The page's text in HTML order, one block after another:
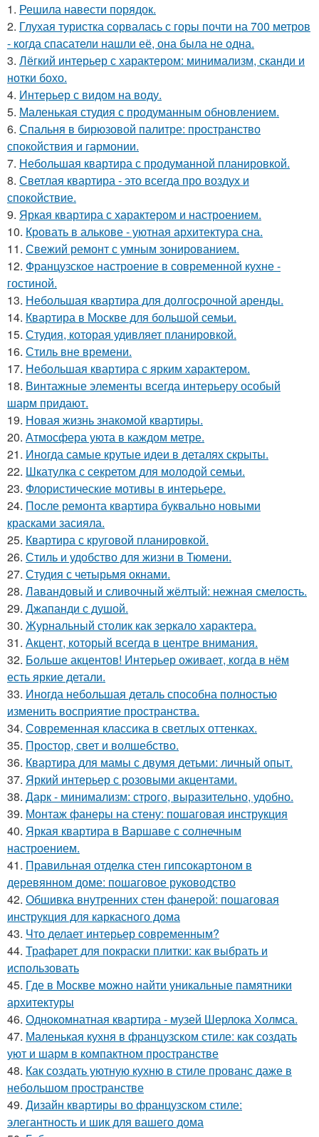
1. Решила навести порядок.
2. Глухая туристка сорвалась с горы почти на 700 метров
- когда спасатели нашли её, она была не одна.
3. Лёгкий интерьер с характером: минимализм, сканди и
нотки бохо.
4. Интерьер с видом на воду.
5. Маленькая студия с продуманным обновлением.
6. Спальня в бирюзовой палитре: пространство
спокойствия и гармонии.
7. Небольшая квартира с продуманной планировкой.
8. Светлая квартира - это всегда про воздух и
спокойствие.
9. Яркая квартира с характером и настроением.
10. Кровать в алькове - уютная архитектура сна.
11. Свежий ремонт с умным зонированием.
12. Французское настроение в современной кухне -
гостиной.
13. Небольшая квартира для долгосрочной аренды.
14. Квартира в Москве для большой семьи.
15. Студия, которая удивляет планировкой.
16. Стиль вне времени.
17. Небольшая квартира с ярким характером.
18. Винтажные элементы всегда интерьеру особый
шарм придают.
19. Новая жизнь знакомой квартиры.
20. Атмосфера уюта в каждом метре.
21. Иногда самые крутые идеи в деталях скрыты.
22. Шкатулка с секретом для молодой семьи.
23. Флористические мотивы в интерьере.
24. После ремонта квартира буквально новыми
красками засияла.
25. Квартира с круговой планировкой.
26. Стиль и удобство для жизни в Тюмени.
27. Студия с четырьмя окнами.
28. Лавандовый и сливочный жёлтый: нежная смелость.
29. Джапанди с душой.
30. Журнальный столик как зеркало характера.
31. Акцент, который всегда в центре внимания.
32. Больше акцентов! Интерьер оживает, когда в нём
есть яркие детали.
33. Иногда небольшая деталь способна полностью
изменить восприятие пространства.
34. Современная классика в светлых оттенках.
35. Простор, свет и волшебство.
36. Квартира для мамы с двумя детьми: личный опыт.
37. Яркий интерьер с розовыми акцентами.
38. Дарк - минимализм: строго, выразительно, удобно.
39. Монтаж фанеры на стену: пошаговая инструкция
40. Яркая квартира в Варшаве с солнечным
настроением.
41. Правильная отделка стен гипсокартоном в
деревянном доме: пошаговое руководство
42. Обшивка внутренних стен фанерой: пошаговая
инструкция для каркасного дома
43. Что делает интерьер современным?
44. Трафарет для покраски плитки: как выбрать и
использовать
45. Где в Москве можно найти уникальные памятники
архитектуры
46. Однокомнатная квартира - музей Шерлока Холмса.
47. Маленькая кухня в французском стиле: как создать
уют и шарм в компактном пространстве
48. Как создать уютную кухню в стиле прованс даже в
небольшом пространстве
49. Дизайн квартиры во французском стиле:
элегантность и шик для вашего дома